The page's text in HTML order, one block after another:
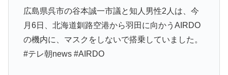
広島県呉市の谷本誠一市議と知人男性2人は、今
月6日、北海道釧路空港から羽田に向かうAIRDO
の機内に、マスクをしないで搭乗していました。
#テレ朝news #AIRDO